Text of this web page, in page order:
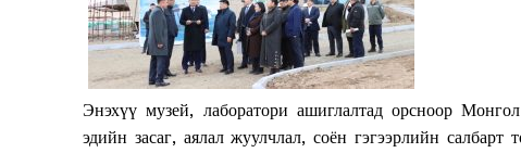
Энэхүү музей, лаборатори ашиглалтад орсноор
эдийн засаг, аялал жуулчлал, соён гэгээрлийн